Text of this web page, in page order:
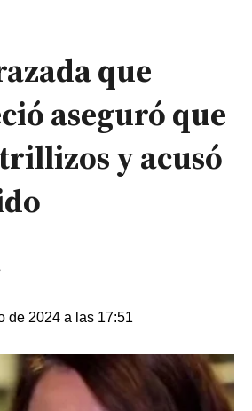
que
aseguró que
y acusó
de 2024 a las 17:51